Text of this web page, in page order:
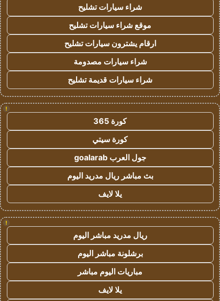
شراء سيارات تشليح
موقع شراء سيارات تشليح
ارقام يشترون سيارات تشليح
شراء سيارات مصدومة
شراء سيارات قديمة تشليح
!
كورة 365
كورة سيتي
جول العرب goalarab
بث مباشر ريال مدريد اليوم
يلا لايف
!
ريال مدريد مباشر اليوم
برشلونة مباشر اليوم
مباريات اليوم مباشر
يلا لايف